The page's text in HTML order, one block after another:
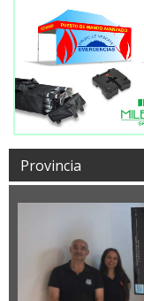
Provincia